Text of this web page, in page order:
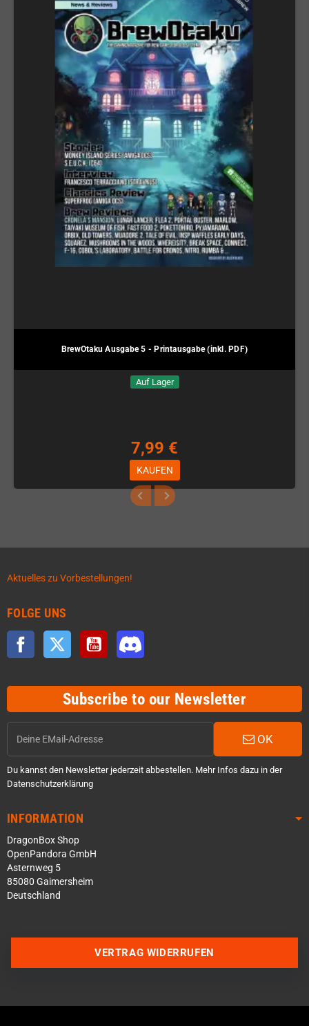
BrewOtaku Ausgabe 5 - Printausgabe (inkl. PDF)
Auf Lager
7,99 €
KAUFEN
Aktuelles zu Vorbestellungen!
FOLGE UNS
Facebook Twitter YouTube
Subscribe to our Newsletter
OK
Du kannst den Newsletter jederzeit abbestellen. Mehr Infos dazu in der
Datenschutzerklärung
INFORMATION
DragonBox Shop
OpenPandora GmbH
Asternweg 5
85080 Gaimersheim
Deutschland
Über WhatsApp schreiben
VERTRAG WIDERRUFEN